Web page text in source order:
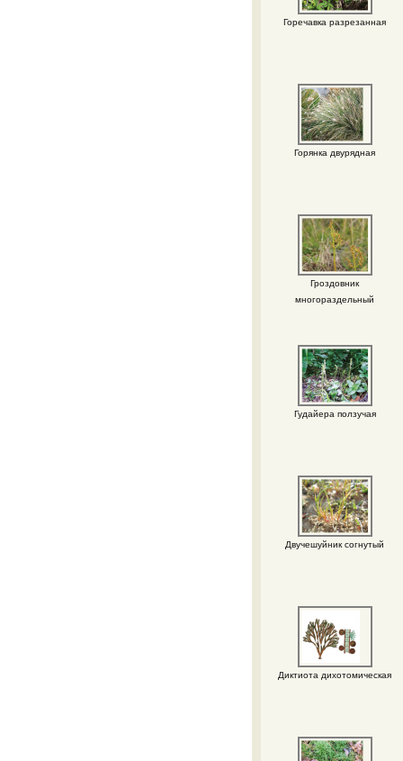
Горечавка разрезанная
Горянка двурядная
Гроздовник
многораздельный
Гудайера ползучая
Двучешуйник согнутый
Диктиота дихотомическая